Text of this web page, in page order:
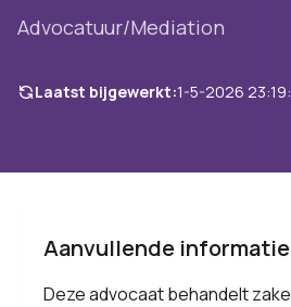
Advocatuur/Mediation
Laatst bijgewerkt:1-5-2026
Aanvullende informatie
Deze advocaat behandelt